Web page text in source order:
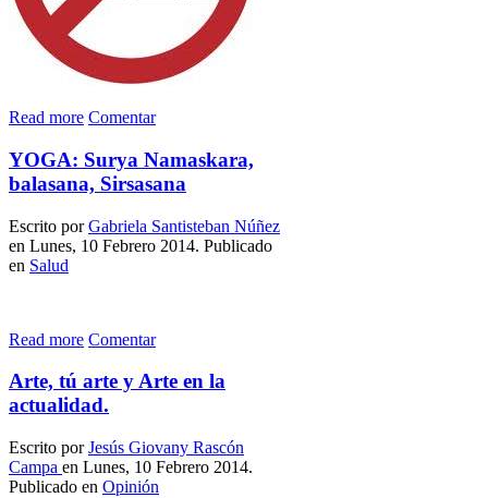
Read more Comentar
YOGA: Surya Namaskara,
balasana, Sirsasana
Escrito porGabriela Santisteban Núñez
en Lunes, 10 Febrero 2014. Publicado
en Salud
Read more Comentar
Arte, tú arte y Arte en la
actualidad.
Escrito porJesús Giovany Rascón
Campa en Lunes, 10 Febrero 2014.
Publicado en Opinión